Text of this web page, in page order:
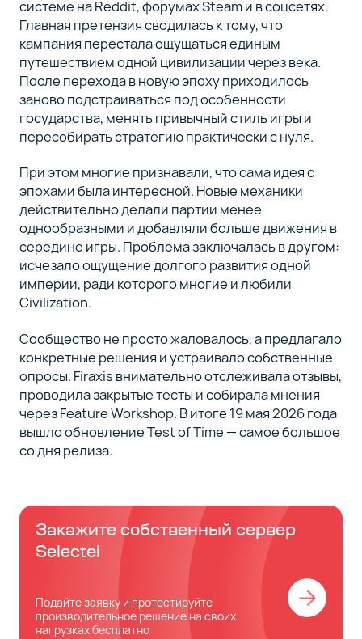
системе на Reddit, форумах Steam и в соцсетях.
Главная претензия сводилась к тому, что
кампания перестала ощущаться единым
путешествием одной цивилизации через века.
После перехода в новую эпоху приходилось
заново подстраиваться под особенности
государства, менять привычный стиль игры и
пересобирать стратегию практически с нуля.
При этом многие признавали, что сама идея с
эпохами была интересной. Новые механики
действительно делали партии менее
однообразными и добавляли больше движения в
середине игры. Проблема заключалась в другом:
исчезало ощущение долгого развития одной
империи, ради которого многие и любили
Civilization.
Сообщество не просто жаловалось, а предлагало
конкретные решения и устраивало собственные
опросы. Firaxis внимательно отслеживала отзывы,
проводила закрытые тесты и собирала мнения
через Feature Workshop. В итоге 19 мая 2026 года
вышло обновление Test of Time — самое большое
со дня релиза.
Закажите собственный сервер
Selectel
Подайте заявку и протестируйте
производительное решение на своих
нагрузках бесплатно